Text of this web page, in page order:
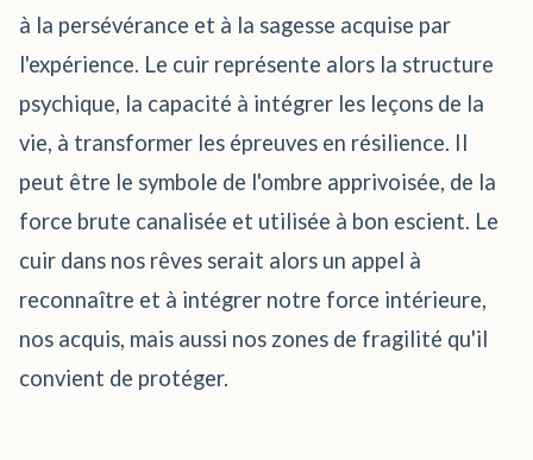
à la persévérance et à la sagesse acquise par
l'expérience. Le cuir représente alors la structure
psychique, la capacité à intégrer les leçons de la
vie, à transformer les épreuves en résilience. Il
peut être le symbole de l'ombre apprivoisée, de la
force brute canalisée et utilisée à bon escient. Le
cuir dans nos rêves serait alors un appel à
reconnaître et à intégrer notre force intérieure,
nos acquis, mais aussi nos zones de fragilité qu'il
convient de protéger.